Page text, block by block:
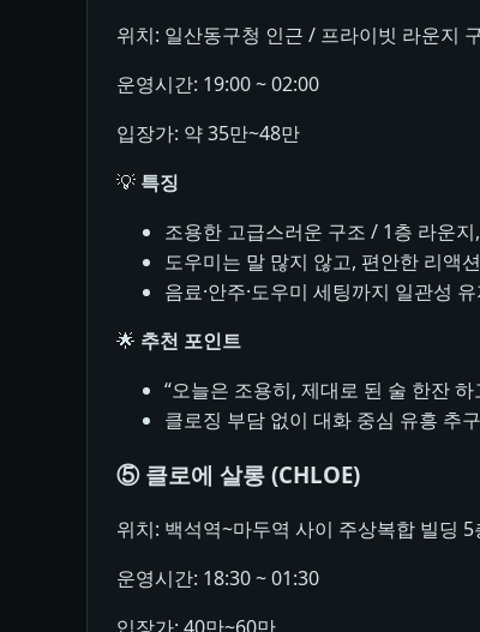
위치: 일산동구청 인근 / 프라이빗 라운지
운영시간: 19:00 ~ 02:00
입장가: 약 35만~48만
💡 특징
조용한 고급스러운 구조 / 1층 라운지
도우미는 말 많지 않고, 편안한 리액
음료·안주·도우미 세팅까지 일관성 유
🌟 추천 포인트
“오늘은 조용히, 제대로 된 술 한잔 하
클로징 부담 없이 대화 중심 유흥 추
⑤ 클로에 살롱 (CHLOE)
위치: 백석역~마두역 사이 주상복합 빌딩 5
운영시간: 18:30 ~ 01:30